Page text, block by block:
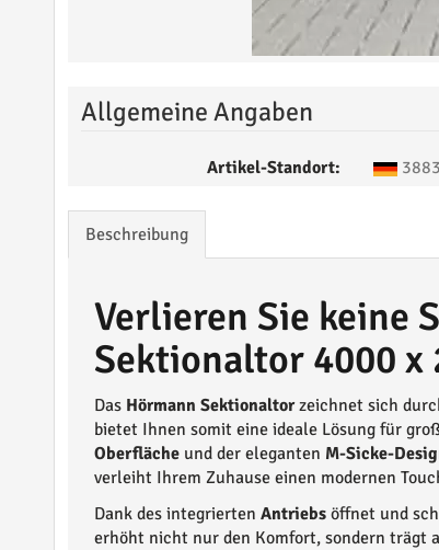
Allgemeine Angaben
Artikel-Standort:
Beschreibung
Verlieren Sie keine
Sektionaltor 4000
Das Hörmann Sektionaltorzeichnet sich
bietet Ihnen somit eine ideale Lösung für
Oberflächeund der eleganten M-Sicke-
verleiht Ihrem Zuhause einen modernen
Dank des integrierten Antriebsöffnet und
erhöht nicht nur den Komfort, sondern trägt